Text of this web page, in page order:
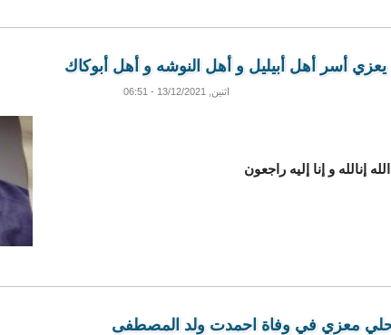
يعزي أسر أهل أبيليل و أهل النوشه و أهل أبوكاك
اثنين, 13/12/2021 - 06:51
إنالله و إنا إليه راجعون
حلي معزي في وفاة احمدت ولد المصطفى